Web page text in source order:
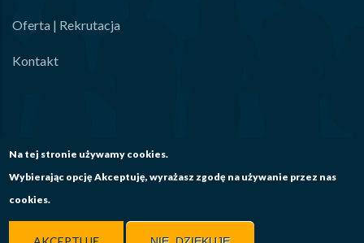
Oferta | Rekrutacja
Kontakt
© Copyright ZSCKU KONIN 2026 | RealizacjaMO
Archiwalna strona internetowa
Na tej stronie używamy cookies.
Wybierając opcję Akceptuję, wyrażasz zgodę na używanie przez nas
cookies.